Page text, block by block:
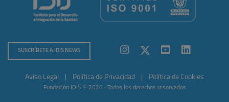
SUSCRÍBETE A IDIS NEWS
Aviso Legal Política de Privacidad Política de Cookies
Fundación IDIS © 2026 · Todos los derechos reservados